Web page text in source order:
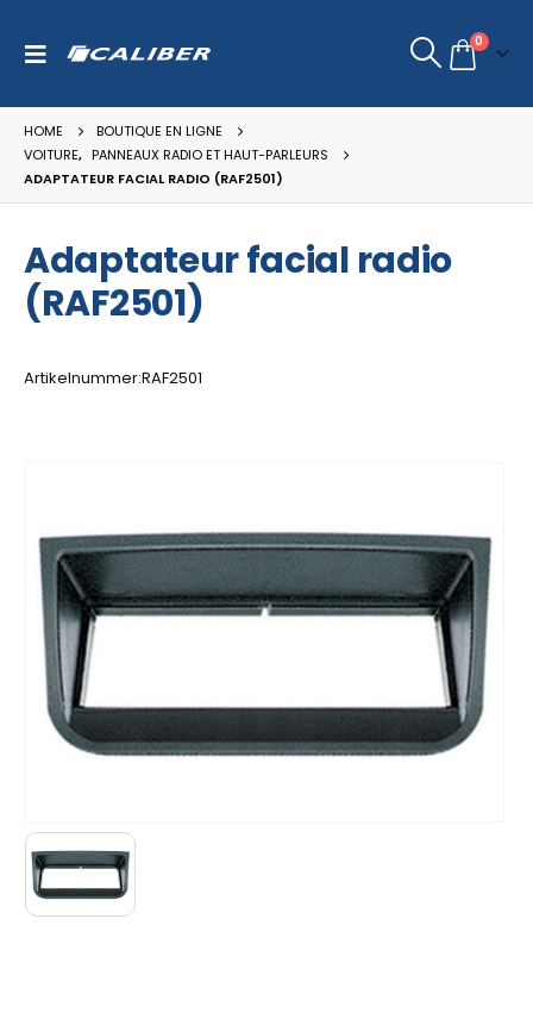
0
HOME
BOUTIQUE EN LIGNE
VOITURE, PANNEAUX RADIO ET HAUT-PARLEURS
ADAPTATEUR FACIAL RADIO (RAF2501)
Adaptateur facial radio
(RAF2501)
Artikelnummer:RAF2501